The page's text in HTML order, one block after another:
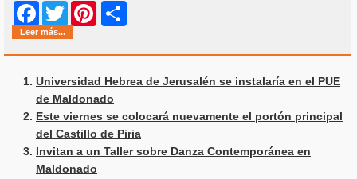
Facebook
Twitter Pinterest
Leer más...
Universidad Hebrea de Jerusalén se instalaría en el PUE
de Maldonado
Este viernes se colocará nuevamente el portón principal
del Castillo de Piria
Invitan a un Taller sobre Danza Contemporánea en
Maldonado